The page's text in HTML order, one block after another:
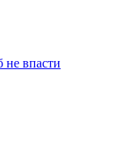
не впасти